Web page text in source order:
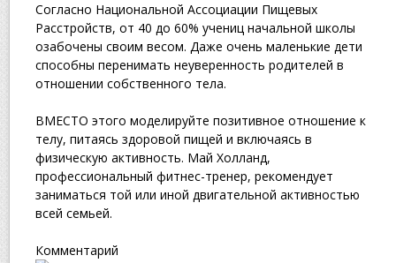
Согласно Национальной Ассоциации Пищевых
Расстройств, от 40 до 60% учениц начальной школы
озабочены своим весом. Даже очень маленькие дети
способны перенимать неуверенность родителей в
отношении собственного тела.
ВМЕСТО этого моделируйте позитивное отношение к
телу, питаясь здоровой пищей и включаясь в
физическую активность. Май Холланд,
профессиональный фитнес-тренер, рекомендует
заниматься той или иной двигательной активностью
всей семьей.
Комментарий